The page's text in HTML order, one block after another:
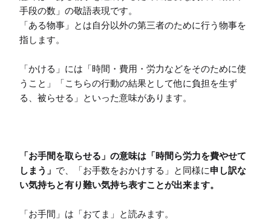
手段の数」の敬語表現です。
「ある物事」とは自分以外の第三者のために行う物事を
指します。
「かける」には「時間・費用・労力などをそのために使
うこと」「こちらの行動の結果として他に負担を生ず
る、被らせる」といった意味があります。
「お手間を取らせる」の意味は「時間ら労力を費やせて
しまう」 で、「お手数をおかけする」と同様に申し訳な
い気持ちと有り難い気持ち表すことが出来ます。
「お手間」は「おてま」と読みます。